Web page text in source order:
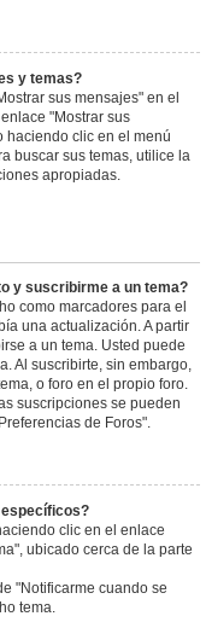
y temas?
sus mensajes" en el
"Mostrar sus
haciendo clic en el menú
buscar sus temas, utilice la
apropiadas.
y suscribirme a un tema?
como marcadores para el
una actualización. A partir
a un tema. Usted puede
Al suscribirte, sin embargo,
o foro en el propio foro.
suscripciones se pueden
de Foros".
clic en el enlace
ubicado cerca de la parte
"Notificarme cuando se
tema.